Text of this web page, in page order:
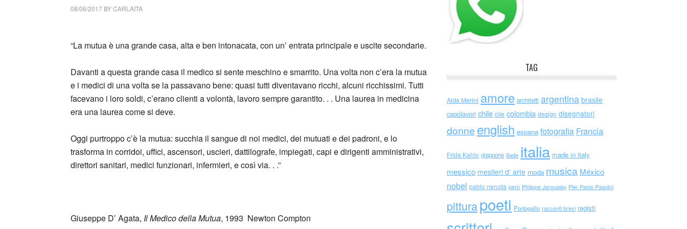
08/06/2017 BYCARLAITA
“La mutua è una grande casa, alta e ben intonacata, con un’ entrata principale e uscite secondarie.
Davanti a questa grande casa il medico si sente meschino e smarrito. Una volta non c’era la mutua
e i medici di una volta se la passavano bene: quasi tutti diventavano ricchi, alcuni ricchissimi. Tutti
facevano i loro soldi, c’erano clienti a volontà, lavoro sempre garantito. . . Una laurea in medicina
era una laurea come si deve.
Oggi purtroppo c’è la mutua: succhia il sangue di noi medici, dei mutuati e dei padroni, e lo
trasforma in corridoi, uffici, ascensori, uscieri, dattilografe, impiegati, capi e dirigenti amministrativi,
direttori sanitari, medici funzionari, infermieri, e così via. . .”
Giuseppe D’ Agata, Il Medico della Mutua, 1993 Newton Compton
TAG
Alda Merini amore architetti argentina brasile
capolavori chile cile colombia design disegnatori
donne english espana fotografia Francia
Frida Kahlo giappone iliade italia made in italy
messico mestieri d' arte moda musica México
nobel pablo neruda perù Philippe Jaroussky Pier Paolo Pasolini
pitturapoeti Portogallo racconti brevi registi